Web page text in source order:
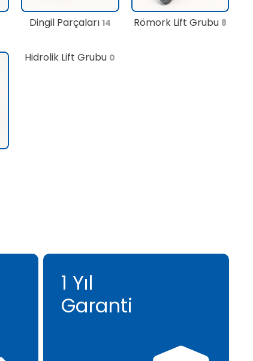
Dingil Parçaları 14 Römork Lift Grubu 8
Hidrolik Lift Grubu 0
1 Yıl
Garanti